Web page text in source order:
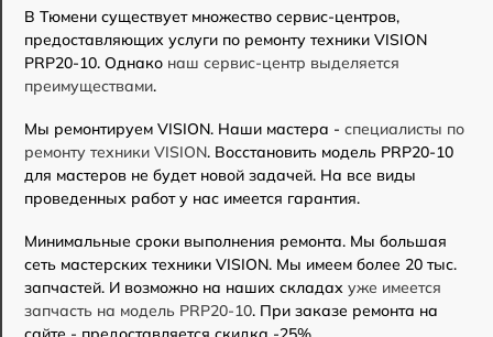
В Тюмени существует множество сервис-центров,
предоставляющих услуги по ремонту техники VISION
PRP20-10. Однако наш сервис-центр выделяется
преимуществами.
Мы ремонтируем VISION. Наши мастера - специалисты по
ремонту техники VISION. Восстановить модель PRP20-10
для мастеров не будет новой задачей. На все виды
проведенных работ у нас имеется гарантия.
Минимальные сроки выполнения ремонта. Мы большая
сеть мастерских техники VISION. Мы имеем более 20 тыс.
запчастей. И возможно на наших складах уже имеется
запчасть на модель PRP20-10. При заказе ремонта на